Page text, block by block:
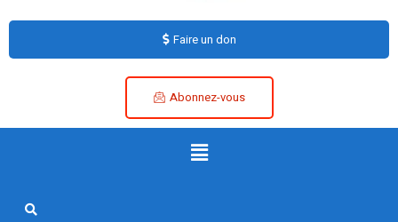
Faire un don
Abonnez-vous